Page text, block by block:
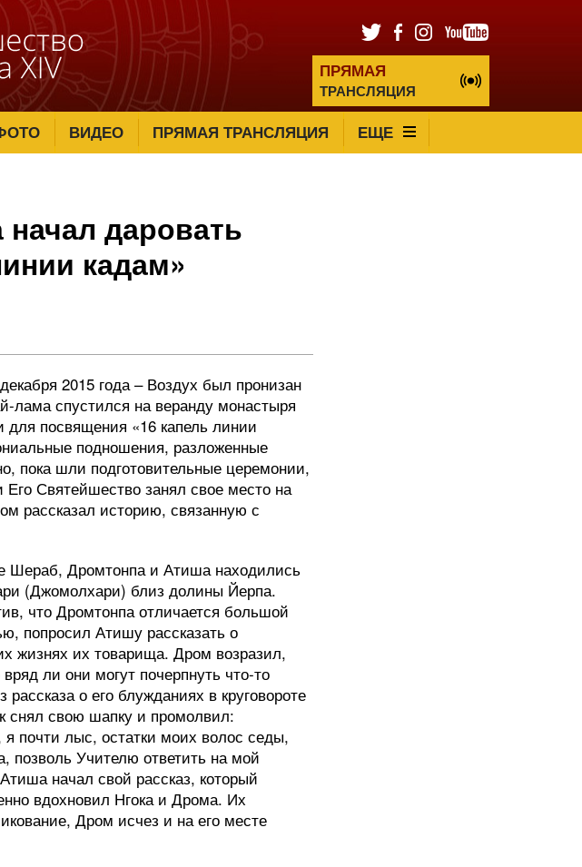
ПРЯМАЯ
ТРАНСЛЯЦИЯ
ВИДЕО ПРЯМАЯ ТРАНСЛЯЦИЯ ЕЩЕ
даровать
кадам»
2015 года – Воздух был пронизан
лама спустился на веранду монастыря
посвящения «16 капель линии
подношения, разложенные
пока шли подготовительные церемонии,
Святейшество занял свое место на
рассказал историю, связанную с
Шераб, Дромтонпа и Атиша находились
(Джомолхари) близ долины Йерпа.
что Дромтонпа отличается большой
попросил Атишу рассказать о
жизнях их товарища. Дром возразил,
вряд ли они могут почерпнуть что-то
рассказа о его блужданиях в круговороте
снял свою шапку и промолвил:
я почти лыс, остатки моих волос седы,
позволь Учителю ответить на мой
начал свой рассказ, который
вдохновил Нгока и Дрома. Их
Дром исчез и на его месте